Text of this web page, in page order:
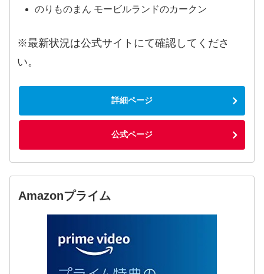
のりものまん モービルランドのカークン
※最新状況は公式サイトにて確認してくださ
い。
詳細ページ
公式ページ
Amazonプライム